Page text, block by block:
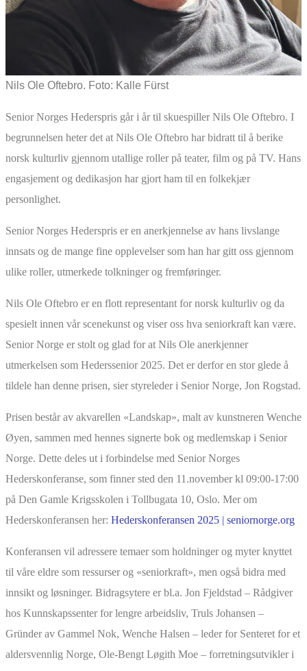
Nils Ole Oftebro. Foto: Kalle Fürst
Senior Norges Hederspris går i år til skuespiller Nils Ole Oftebro. I
begrunnelsen heter det at Nils Ole Oftebro har bidratt til å berike
norsk kulturliv gjennom utallige roller på teater, film og på TV. Hans
engasjement og dedikasjon har gjort ham til en folkekjær
personlighet.
Senior Norges Hederspris er en anerkjennelse av hans livslange
innsats og de mange fine opplevelser som han har gitt oss gjennom
ulike roller, utmerkede tolkninger og fremføringer.
Nils Ole Oftebro er en flott representant for norsk kulturliv og da
spesielt innen vår scenekunst og viser oss hva seniorkraft kan være.
Senior Norge er stolt og glad for at Nils Ole anerkjenner
utmerkelsen som Hederssenior 2025. Det er derfor en stor glede å
tildele han denne prisen, sier styreleder i Senior Norge, Jon Rogstad.
Prisen består av akvarellen «Landskap», malt av kunstneren Wenche
Øyen, sammen med hennes signerte bok og medlemskap i Senior
Norge. Dette deles ut i forbindelse med Senior Norges
Hederskonferanse, som finner sted den 11.november kl 09:00-17:00
på Den Gamle Krigsskolen i Tollbugata 10, Oslo. Mer om
Hederskonferansen her: Hederskonferansen 2025 | seniornorge.org
Konferansen vil adressere temaer som holdninger og myter knyttet
til våre eldre som ressurser og «seniorkraft», men også bidra med
innsikt og løsninger. Bidragsytere er bl.a. Jon Fjeldstad – Rådgiver
hos Kunnskapssenter for lengre arbeidsliv, Truls Johansen –
Gründer av Gammel Nok, Wenche Halsen – leder for Senteret for et
aldersvennlig Norge, Ole-Bengt Løgith Moe – forretningsutvikler i